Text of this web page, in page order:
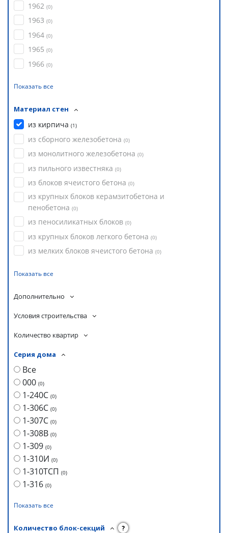
1962 (0)
1963 (0)
1964 (0)
1965 (0)
1966 (0)
Показать все
Материал стен
из кирпича (1)
из сборного железобетона (0)
из монолитного железобетона (0)
из пильного известняка (0)
из блоков ячеистого бетона (0)
из крупных блоков керамзитобетона и
пенобетона (0)
из пеносиликатных блоков (0)
из крупных блоков легкого бетона (0)
из мелких блоков ячеистого бетона (0)
Показать все
Дополнительно
Условия строительства
Количество квартир
Серия дома
Все
000 (0)
1-240С (0)
1-306С (0)
1-307С (0)
1-308В (0)
1-309 (0)
1-310И (0)
1-310ТСП (0)
1-316 (0)
Показать все
Количество блок-секций ?